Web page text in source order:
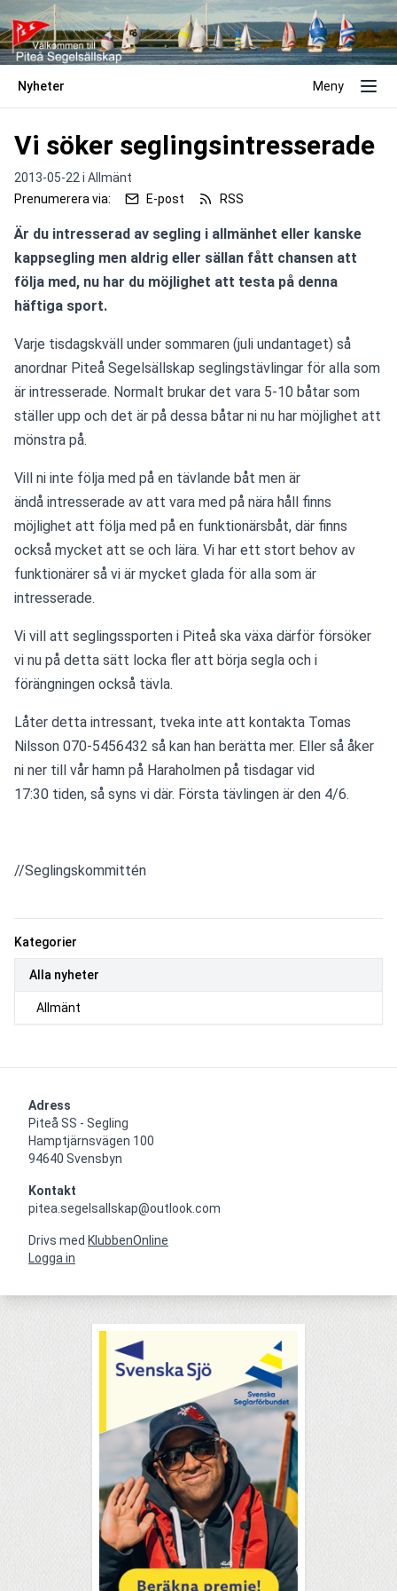
Nyheter Meny
Kategorier
Alla nyheter
Allmänt
Vi söker seglingsintresserade
2013-05-22 i Allmänt
Prenumerera via:
E-post RSS
Är du intresserad av segling i allmänhet eller kanske
kappsegling men aldrig eller sällan fått chansen att
följa med, nu har du möjlighet att testa på denna
häftiga sport.
Varje tisdagskväll under sommaren (juli undantaget) så
anordnar Piteå Segelsällskap seglingstävlingar för alla som
är intresserade. Normalt brukar det vara 5-10 båtar som
ställer upp och det är på dessa båtar ni nu har möjlighet att
mönstra på.
Vill ni inte följa med på en tävlande båt men är
ändå intresserade av att vara med på nära håll finns
möjlighet att följa med på en funktionärsbåt, där finns
också mycket att se och lära. Vi har ett stort behov av
funktionärer så vi är mycket glada för alla som är
intresserade.
Vi vill att seglingssporten i Piteå ska växa därför försöker
vi nu på detta sätt locka fler att börja segla och i
förängningen också tävla.
Låter detta intressant, tveka inte att kontakta Tomas
Nilsson 070-5456432 så kan han berätta mer. Eller så åker
ni ner till vår hamn på Haraholmen på tisdagar vid
17:30 tiden, så syns vi där. Första tävlingen är den 4/6.
//Seglingskommittén
Adress
Piteå SS - Segling
Hamptjärnsvägen 100
94640 Svensbyn
Kontakt
pitea.segelsallskap@outlook.com
Drivs med KlubbenOnline
Logga in